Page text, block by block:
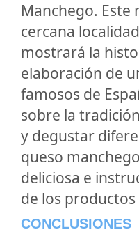
Manchego. Este
cercana
mostrará la
elaboración de
famosos de
sobre la
y degustar
queso
deliciosa e
de los productos
CONCLUSIONES